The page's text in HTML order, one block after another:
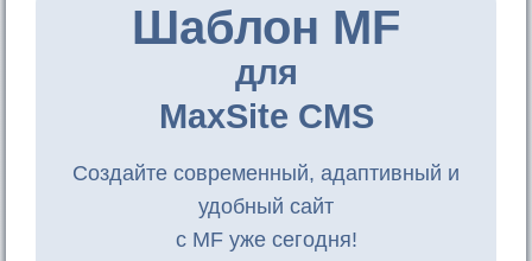
Шаблон MF
для
MaxSite CMS
Создайте современный, адаптивный и
удобный сайт
с MF уже сегодня!